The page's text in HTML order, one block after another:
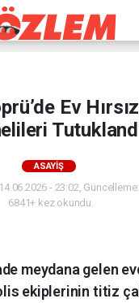
Ev
ASAYIŞ
- 23:02,
6841+ kez okundu.
meydana gelen
ekiplerinin titiz